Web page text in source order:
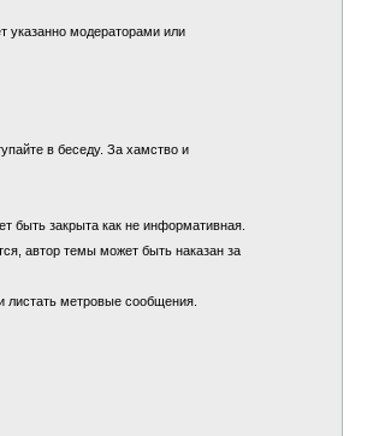
указанно модераторами или
в беседу. За хамство и
быть закрыта как не информативная.
автор темы может быть наказан за
листать метровые сообщения.